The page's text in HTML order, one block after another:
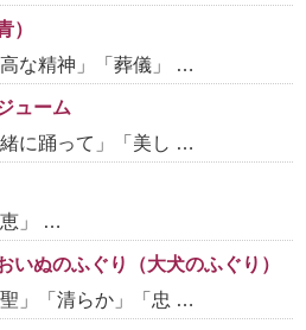
）
な精神」「葬儀」 …
ューム
に踊って」「美し …
恵」 …
いぬのふぐり（大犬のふぐり）
」「清らか」「忠 …